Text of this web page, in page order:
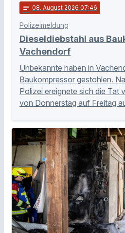
notes 08. August 2026 07:46
Polizeimeldung
Dieseldiebstahl aus
Vachendorf
Unbekannte haben in
Baukompressor gestohlen.
Polizei ereignete sich die Tat
von Donnerstag auf Freitag